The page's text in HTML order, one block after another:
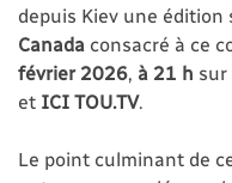
depuis Kiev une édition
Canada consacré à ce
février 2026 à 21 h sur
et ICI TOU.TV.
Le point culminant de